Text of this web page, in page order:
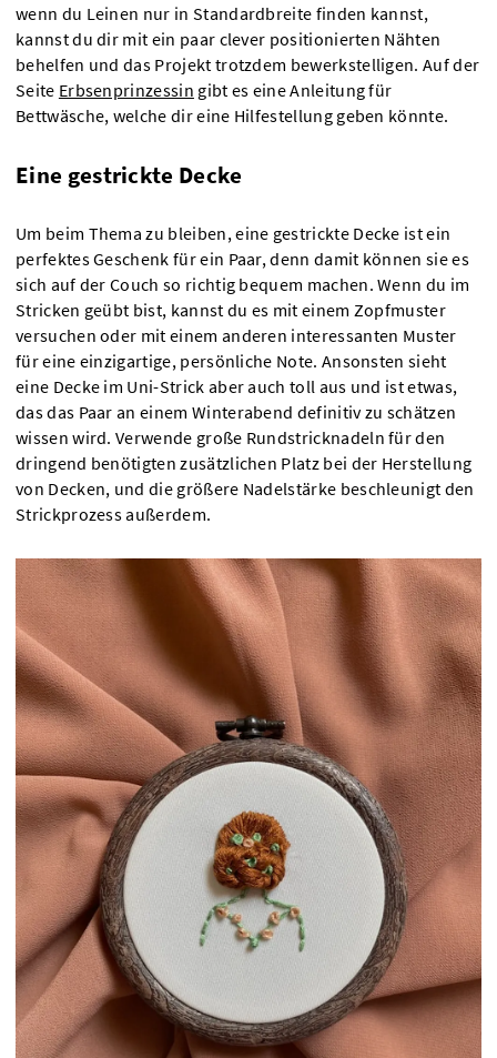
wenn du Leinen nur in Standardbreite finden kannst,
kannst du dir mit ein paar clever positionierten Nähten
behelfen und das Projekt trotzdem bewerkstelligen. Auf der
Seite Erbsenprinzessin gibt es eine Anleitung für
Bettwäsche, welche dir eine Hilfestellung geben könnte.
Eine gestrickte Decke
Um beim Thema zu bleiben, eine gestrickte Decke ist ein
perfektes Geschenk für ein Paar, denn damit können sie es
sich auf der Couch so richtig bequem machen. Wenn du im
Stricken geübt bist, kannst du es mit einem Zopfmuster
versuchen oder mit einem anderen interessanten Muster
für eine einzigartige, persönliche Note. Ansonsten sieht
eine Decke im Uni-Strick aber auch toll aus und ist etwas,
das das Paar an einem Winterabend definitiv zu schätzen
wissen wird. Verwende große Rundstricknadeln für den
dringend benötigten zusätzlichen Platz bei der Herstellung
von Decken, und die größere Nadelstärke beschleunigt den
Strickprozess außerdem.